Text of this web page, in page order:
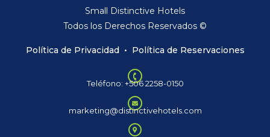
Small Distinctive Hotels
Todos los Derechos Reservados ©
Política de Privacidad • Política de Reservaciones
Teléfono: +506 2258-0150
marketing@distinctivehotels.com